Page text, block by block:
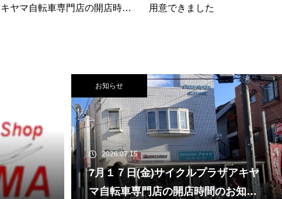
キヤマ自転車専門店の開店時間
用意できました
お知らせ
2026.07.15
7月１７日(金)サイクルプラザアキヤ
マ自転車専門店の開店時間のお知ら